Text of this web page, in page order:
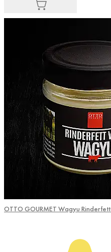
OTTO GOURMET Wagyu Rinderfett